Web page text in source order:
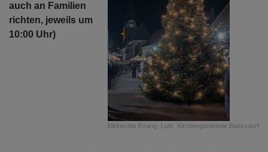
Bildrechte Evang.-Luth. Kirchengemeinde Baiersdorf
auch an Familien
richten, jeweils um
10:00 Uhr)